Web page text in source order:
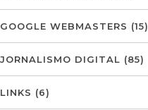
GOOGLE WEBMASTERS (15)
JORNALISMO DIGITAL (85)
LINKS (6)